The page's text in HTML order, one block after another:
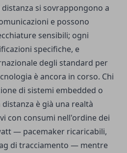
si sovrappongono a
e possono
sensibili; ogni
specifiche, e
degli standard per
è ancora in corso. Chi
di sistemi embedded o
è già una realtà
con consumi nell'ordine dei
— pacemaker ricaricabili,
di tracciamento — mentre